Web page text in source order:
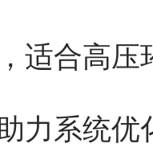
适合高压
力系统优